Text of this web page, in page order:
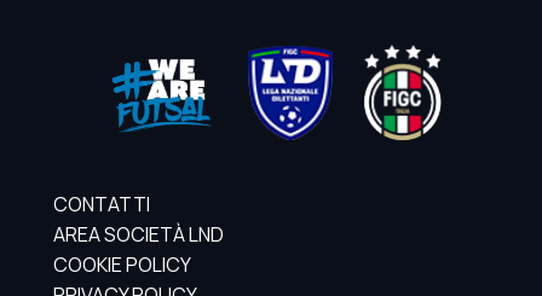
CONTATTI
AREA SOCIETÀ LND
COOKIE POLICY